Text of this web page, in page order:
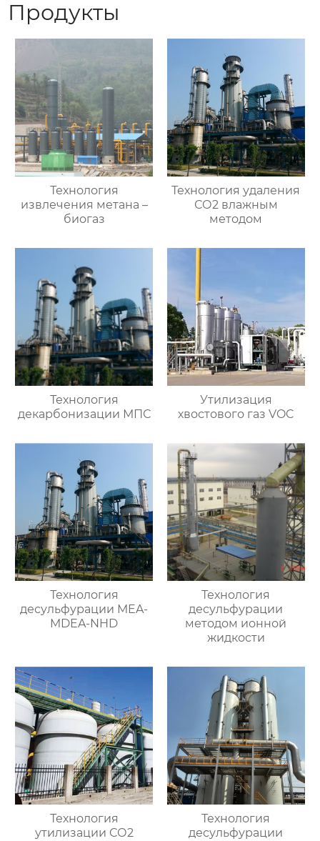
Продукты
Технология
извлечения метана –
биогаз
Технология удаления
СО2 влажным
методом
Технология
декарбонизации МПС
Утилизация
хвостового газ VOC
Технология
десульфурации MEA-
MDEA-NHD
Технология
десульфурации
методом ионной
жидкости
Технология
утилизации СО2
Технология
десульфурации